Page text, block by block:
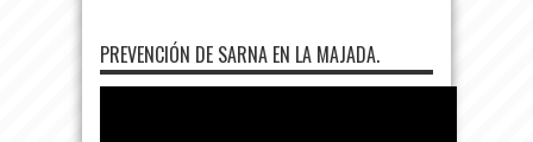
PREVENCIÓN DE SARNA EN LA MAJADA.